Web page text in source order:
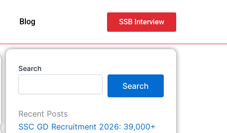
Blog SSB Interview
Search
Search
Recent Posts
SSC GD Recruitment 2026: 39,000+